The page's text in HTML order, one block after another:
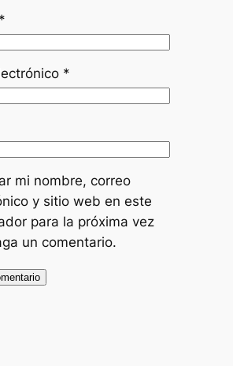
*
*
mi nombre, correo
y sitio web en este
para la próxima vez
un comentario.